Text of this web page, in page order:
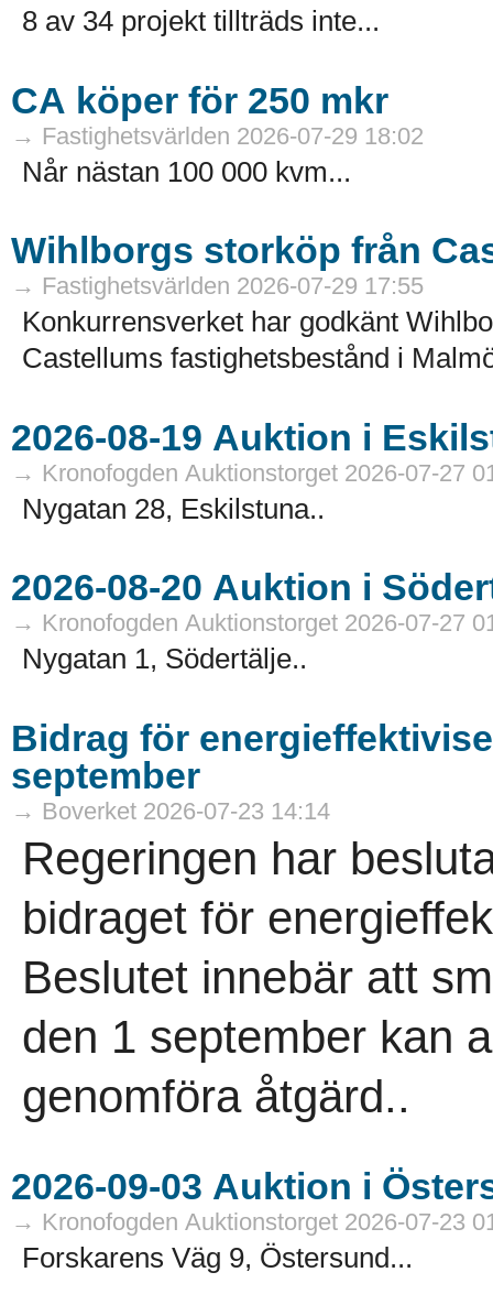
8 av 34 projekt tillträds inte...
CA köper för 250 mkr
→ Fastighetsvärlden 2026-07-29 18:02
Når nästan 100 000 kvm...
Wihlborgs storköp från
→ Fastighetsvärlden 2026-07-29 17:55
Konkurrensverket har godkänt
Castellums fastighetsbestånd i
→ Kronofogden Auktionstorget 2026-07-27
Nygatan 28, Eskilstuna..
→ Kronofogden Auktionstorget 2026-07-27
Nygatan 1, Södertälje..
Bidrag för
september
→ Boverket 2026-07-23 14:14
Regeringen har
bidraget för
Beslutet innebär att
den 1 september kan
genomföra åtgärd..
→ Kronofogden Auktionstorget 2026-07-23
Forskarens Väg 9, Östersund...